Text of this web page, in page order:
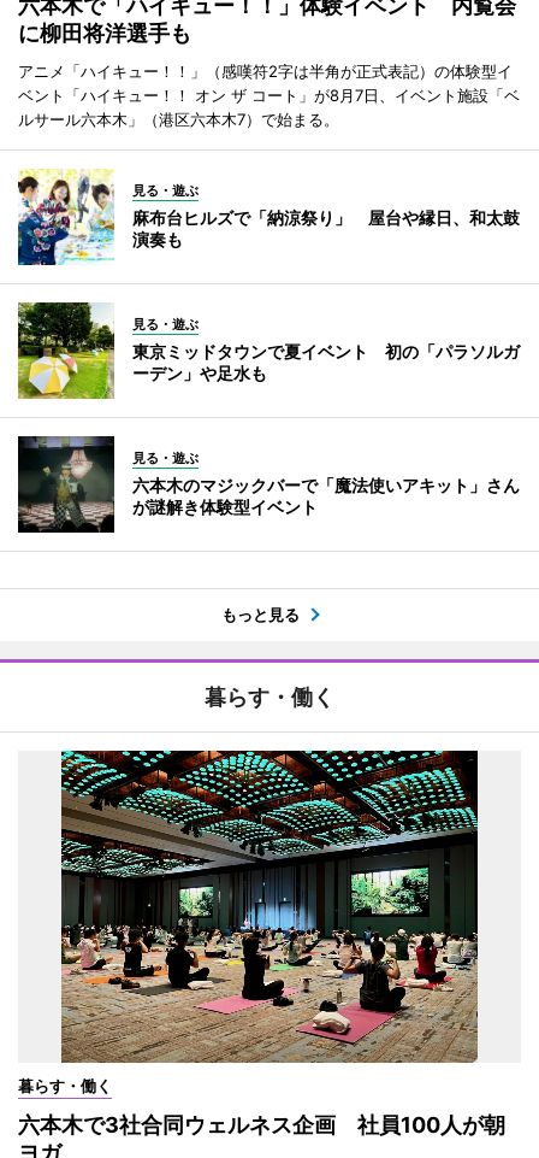
六本木で「ハイキュー！！」体験イベント 内覧会
に柳田将洋選手も
アニメ「ハイキュー！！」（感嘆符2字は半角が正式表記）の体験型イ
ベント「ハイキュー！！ オン ザ コート」が8月7日、イベント施設「ベ
ルサール六本木」（港区六本木7）で始まる。
見る・遊ぶ
麻布台ヒルズで「納涼祭り」 屋台や縁日、和太鼓
演奏も
見る・遊ぶ
東京ミッドタウンで夏イベント 初の「パラソルガ
ーデン」や足水も
見る・遊ぶ
六本木のマジックバーで「魔法使いアキット」さん
が謎解き体験型イベント
もっと見る
暮らす・働く
暮らす・働く
六本木で3社合同ウェルネス企画 社員100人が朝
ヨガ